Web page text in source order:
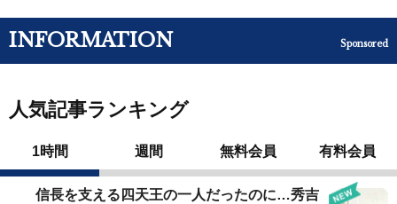
INFORMATION Sponsored
人気記事ランキング
1時間 週間 無料会員 有料会員
信長を支える四天王の一人だったのに…秀吉